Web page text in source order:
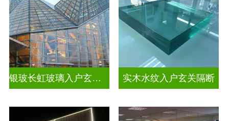
银玻长虹玻璃入户玄关隔断 实木水纹入户玄关隔断